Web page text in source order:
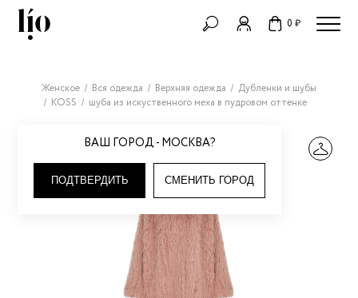
0 ₽
ВАШ ГОРОД - МОСКВА?
ПОДТВЕРДИТЬ СМЕНИТЬ ГОРОД
Женское Вся одежда Верхняя одежда
Дубленки и шубы
KOSS
шуба из искуственного меха в пудровом оттенке